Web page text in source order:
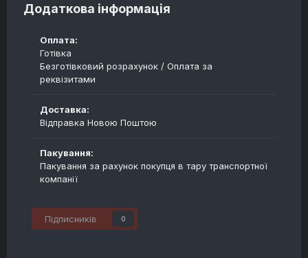
Додаткова інформація
Оплата:
Готівка
Безготівковий розрахунок / Оплата за
реквізитами
Доставка:
Відправка Новою Поштою
Пакування:
Пакування за рахунок покупця в тару транспортної
компанії
Підписників 0